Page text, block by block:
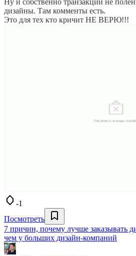
Ну и собственно транзакции не
дизайны. Там комменты есть.
Это для тех кто кричит НЕ ВЕРЮ!!!
-1
Посмотреть
7 причин, почему лучше заказывать
чем у больших дизайн-компаний